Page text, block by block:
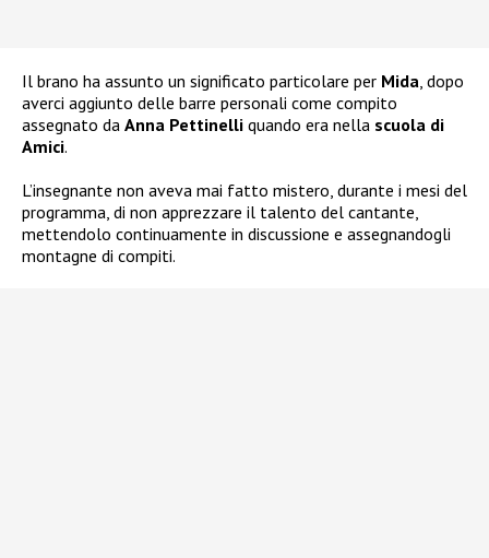
Il brano ha assunto un significato particolare per Mida, dopo
averci aggiunto delle barre personali come compito
assegnato da Anna Pettinelli quando era nella scuola di
Amici.
L’insegnante non aveva mai fatto mistero, durante i mesi del
programma, di non apprezzare il talento del cantante,
mettendolo continuamente in discussione e assegnandogli
montagne di compiti.